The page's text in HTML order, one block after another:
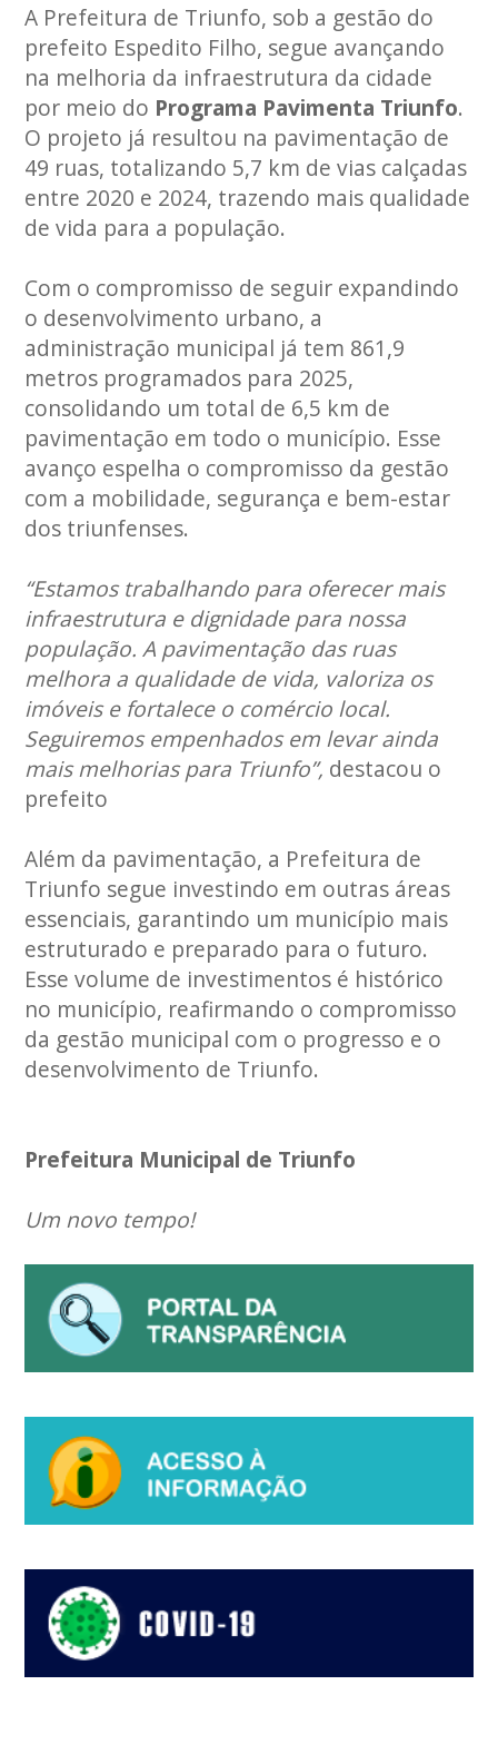
A Prefeitura de Triunfo, sob a gestão do
prefeito Espedito Filho, segue avançando
na melhoria da infraestrutura da cidade
por meio do Programa Pavimenta Triunfo.
O projeto já resultou na pavimentação de
49 ruas, totalizando 5,7 km de vias calçadas
entre 2020 e 2024, trazendo mais qualidade
de vida para a população.
Com o compromisso de seguir expandindo
o desenvolvimento urbano, a
administração municipal já tem 861,9
metros programados para 2025,
consolidando um total de 6,5 km de
pavimentação em todo o município. Esse
avanço espelha o compromisso da gestão
com a mobilidade, segurança e bem-estar
dos triunfenses.
“Estamos trabalhando para oferecer mais
infraestrutura e dignidade para nossa
população. A pavimentação das ruas
melhora a qualidade de vida, valoriza os
imóveis e fortalece o comércio local.
Seguiremos empenhados em levar ainda
mais melhorias para Triunfo”, destacou o
prefeito
Além da pavimentação, a Prefeitura de
Triunfo segue investindo em outras áreas
essenciais, garantindo um município mais
estruturado e preparado para o futuro.
Esse volume de investimentos é histórico
no município, reafirmando o compromisso
da gestão municipal com o progresso e o
desenvolvimento de Triunfo.
Prefeitura Municipal de Triunfo
Um novo tempo!